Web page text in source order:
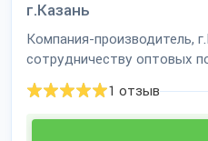
г.Казань
Компания-производитель,
сотрудничеству оптовых
1 отзыв